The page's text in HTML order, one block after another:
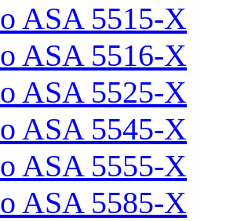
ASA 5515-X
ASA 5516-X
ASA 5525-X
ASA 5545-X
ASA 5555-X
ASA 5585-X